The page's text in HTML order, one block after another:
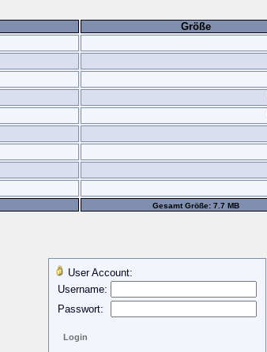
Größe
Gesamt Größe: 7.7 MB
User Account:
Username:
Passwort: